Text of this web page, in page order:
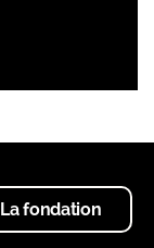
La fondation